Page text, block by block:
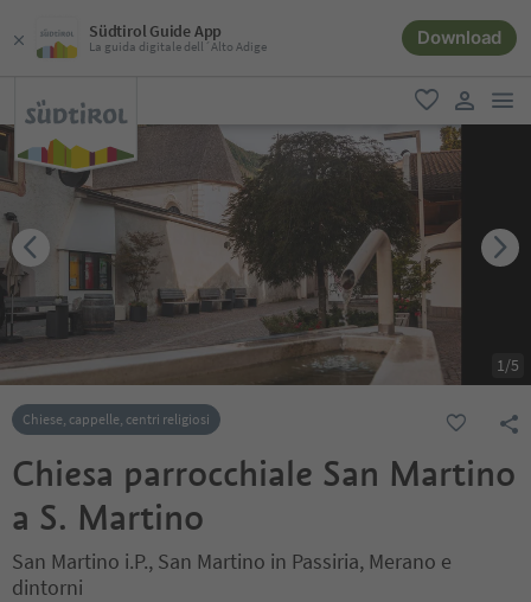
Südtirol Guide App
La guida digitale dell´Alto Adige Download
favoriti
user link
1/5
Chiese, cappelle, centri religiosi
Chiesa parrocchiale San Martino
a S. Martino
San Martino i.P., San Martino in Passiria, Merano e
dintorni